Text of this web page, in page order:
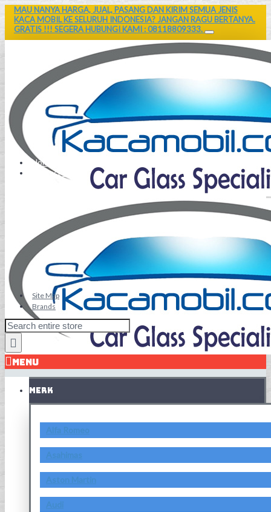
MAU NANYA HARGA, JUAL, PASANG DAN KIRIM SEMUA JENIS
KACA MOBIL KE SELURUH INDONESIA? JANGAN RAGU BERTANYA.
GRATIS !!! SEGERA HUBUNGI KAMI : 08118809333.
Home
Contact Us
Site Map
Brands
MENU
MERK
Alfa Romeo
Asahimas
Aston Martin
Audi